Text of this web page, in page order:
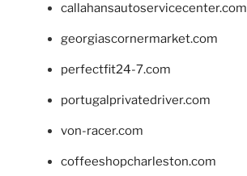
callahansautoservicecenter.com
georgiascornermarket.com
perfectfit24-7.com
portugalprivatedriver.com
von-racer.com
coffeeshopcharleston.com